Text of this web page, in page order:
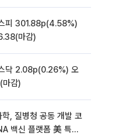
마감)
감)
학, 질병청 공동 개발 코
백신 플랫폼 美 특허